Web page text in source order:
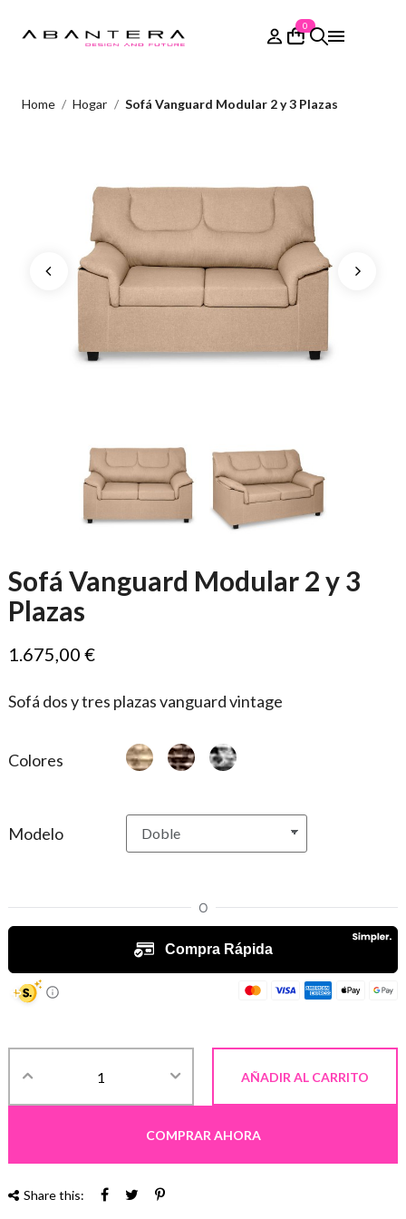
0
Home Hogar Sofá Vanguard Modular 2 y 3 Plazas
Sofá Vanguard Modular 2 y 3
Plazas
1.675,00 €
Sofá dos y tres plazas vanguard vintage
Colores
Modelo
AÑADIR AL CARRITO
COMPRAR AHORA
Share this: